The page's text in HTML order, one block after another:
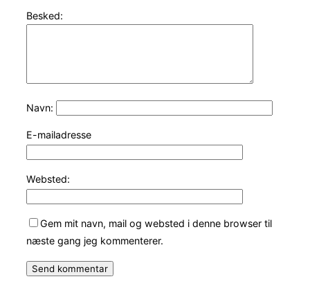
Besked:
Navn:
E-mailadresse
Websted:
Gem mit navn, mail og websted i denne browser til
næste gang jeg kommenterer.